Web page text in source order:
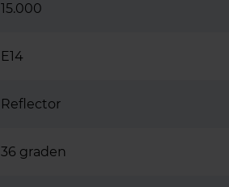
15.000
E14
Reflector
36 graden